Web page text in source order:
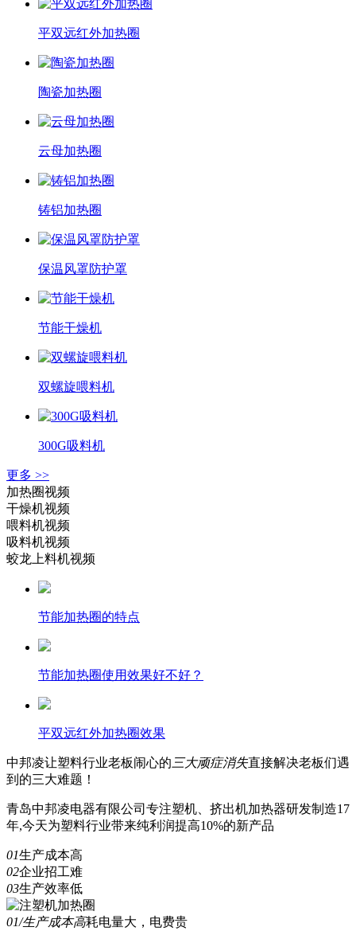
平双远红外加热圈
陶瓷加热圈
云母加热圈
铸铝加热圈
保温风罩防护罩
节能干燥机
双螺旋喂料机
300G吸料机
更多 >>
加热圈视频
干燥机视频
喂料机视频
吸料机视频
蛟龙上料机视频
节能加热圈的特点
节能加热圈使用效果好不好？
平双远红外加热圈效果
中邦凌让塑料行业老板闹心的 三大顽症消失直接解决老板们遇
到的三大难题！
青岛中邦凌电器有限公司专注塑机、挤出机加热器研发制造17
年,今天为塑料行业带来纯利润提高10%的新产品
01生产成本高
02企业招工难
03生产效率低
01/生产成本高耗电量大，电费贵